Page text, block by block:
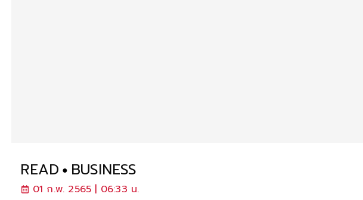
READ BUSINESS
01 ก.พ. 2565 | 06:33 น.